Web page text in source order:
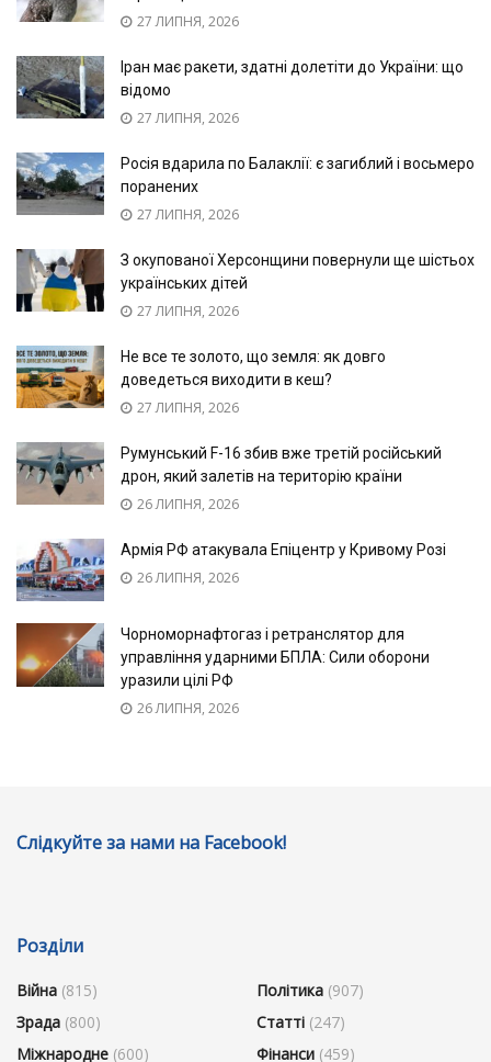
27 ЛИПНЯ, 2026
Іран має ракети, здатні долетіти до України: що
відомо
27 ЛИПНЯ, 2026
Росія вдарила по Балаклії: є загиблий і восьмеро
поранених
27 ЛИПНЯ, 2026
З окупованої Херсонщини повернули ще шістьох
українських дітей
27 ЛИПНЯ, 2026
Не все те золото, що земля: як довго
доведеться виходити в кеш?
27 ЛИПНЯ, 2026
Румунський F-16 збив вже третій російський
дрон, який залетів на територію країни
26 ЛИПНЯ, 2026
Армія РФ атакувала Епіцентр у Кривому Розі
26 ЛИПНЯ, 2026
Чорноморнафтогаз і ретранслятор для
управління ударними БПЛА: Сили оборони
уразили цілі РФ
26 ЛИПНЯ, 2026
Слідкуйте за нами на Facebook!
Розділи
Війна (815)
Зрада (800)
Міжнародне (600)
Політика (907)
Статті (247)
Фінанси (459)